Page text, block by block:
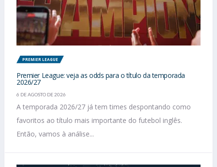
PREMIER LEAGUE
Premier League: veja as odds para o título da temporada
2026/27
6 DE AGOSTO DE 2026
A temporada 2026/27 já tem times despontando como
favoritos ao título mais importante do futebol inglês.
Então, vamos à análise...